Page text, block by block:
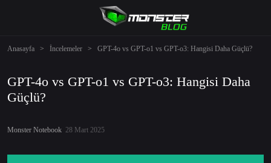
Anasayfa > İncelemeler > GPT-4o vs GPT-o1 vs GPT-o3: Hangisi Daha Güçlü?
GPT-4o vs GPT-o1 vs GPT-o3: Hangisi Daha
Güçlü?
Monster Notebook 28 Mart 2025